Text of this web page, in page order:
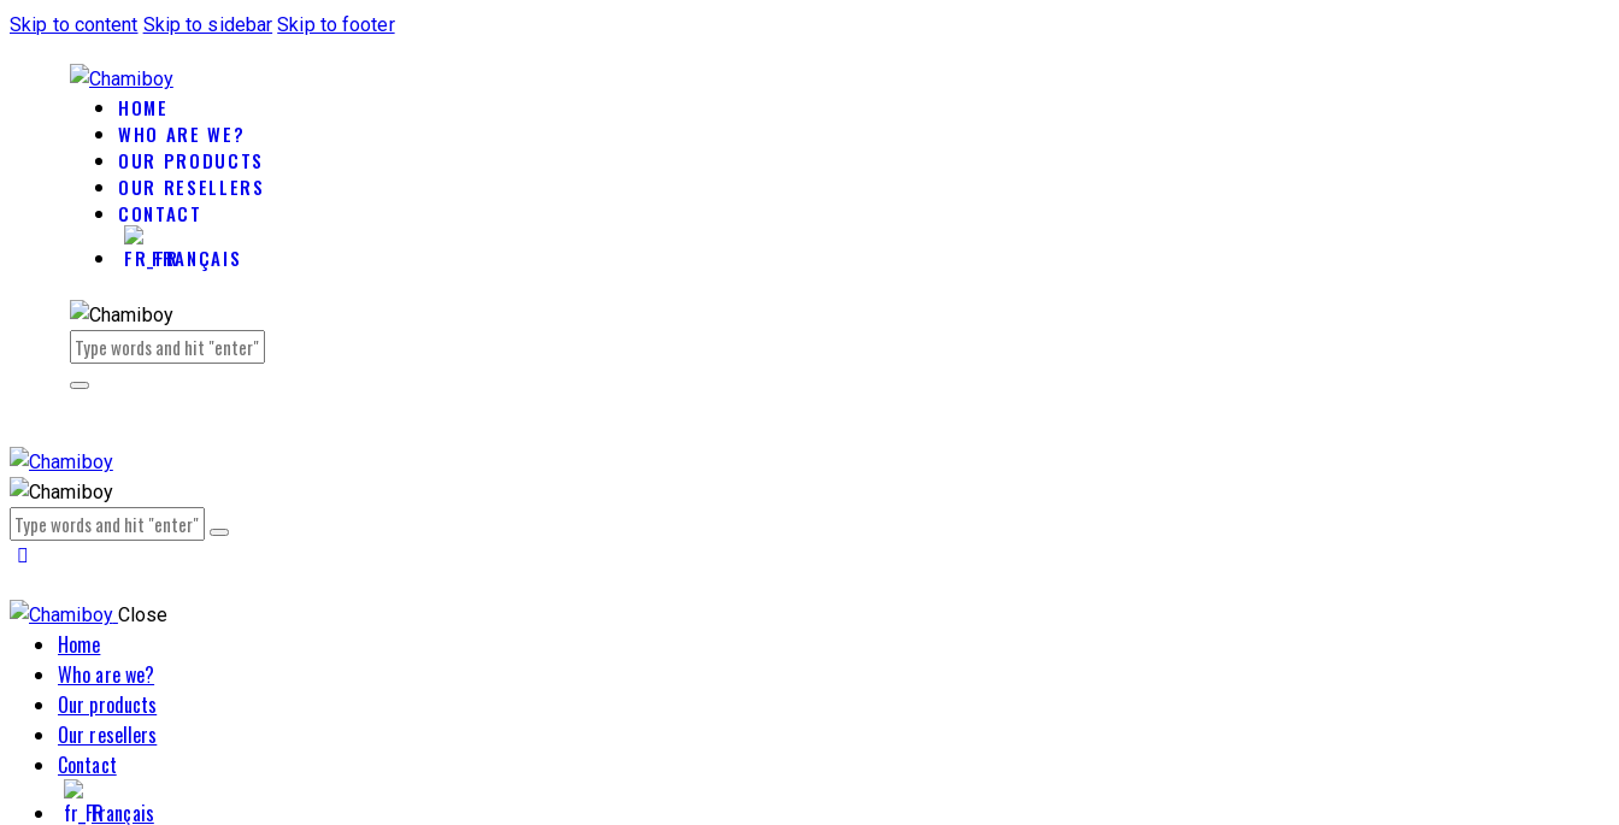
Skip to content Skip to sidebar Skip to footer
HOME
WHO ARE WE?
OUR PRODUCTS
OUR RESELLERS
CONTACT
FRANÇAIS
Close
Home
Who are we?
Our products
Our resellers
Contact
Français